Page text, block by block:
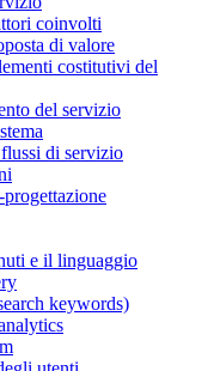
coinvolti
di valore
costitutivi del
del servizio
di servizio
e il linguaggio
keywords)